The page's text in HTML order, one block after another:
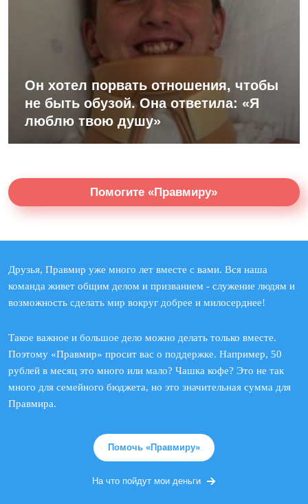
Он хотел порвать отношения, чтобы
не быть обузой. Она ответила: «Я
люблю твою душу»
Помогите «Правмиру»
Друзья, Правмир уже много лет вместе с вами. Вся наша
команда живет общим делом и призванием - служение людям и
возможность сделать мир вокруг добрее и милосерднее!
Такое важное и большое дело можно делать только вместе.
Поэтому «Правмир» просит вас о поддержке. Например, 50
рублей в месяц это много или мало? Чашка кофе? Это не так
много для семейного бюджета, но это значительная сумма для
Правмира.
Помочь «Правмиру»
На что пойдут мои деньги